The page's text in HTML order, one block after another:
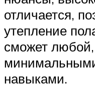
отличается,
утепление
сможет любой,
навыками.